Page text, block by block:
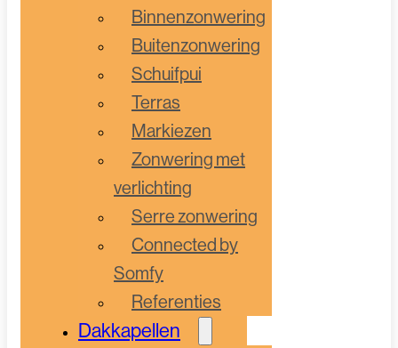
Binnenzonwering
Buitenzonwering
Schuifpui
Terras
Markiezen
Zonwering met
verlichting
Serre zonwering
Connected by
Somfy
Referenties
Dakkapellen